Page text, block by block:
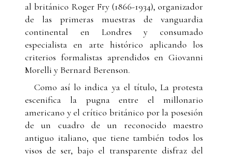
al británico Roger Fry (1866-1934), organizador
de las primeras muestras de vanguardia
continental en Londres y consumado
especialista en arte histórico aplicando los
criterios formalistas aprendidos en Giovanni
Morelli y Bernard Berenson.
Como así lo indica ya el título, La protesta
escenifica la pugna entre el millonario
americano y el crítico británico por la posesión
de un cuadro de un reconocido maestro
antiguo italiano, que tiene también todos los
visos de ser, bajo el transparente disfraz del